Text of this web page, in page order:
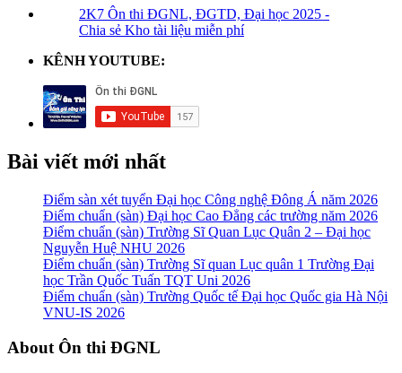
2K7 Ôn thi ĐGNL, ĐGTD, Đại học 2025 -
Chia sẻ Kho tài liệu miễn phí
KÊNH YOUTUBE:
Bài viết mới nhất
Điểm sàn xét tuyển Đại học Công nghệ Đông Á năm 2026
Điểm chuẩn (sàn) Đại học Cao Đẳng các trường năm 2026
Điểm chuẩn (sàn) Trường Sĩ Quan Lục Quân 2 – Đại học
Nguyễn Huệ NHU 2026
Điểm chuẩn (sàn) Trường Sĩ quan Lục quân 1 Trường Đại
học Trần Quốc Tuấn TQT Uni 2026
Điểm chuẩn (sàn) Trường Quốc tế Đại học Quốc gia Hà Nội
VNU-IS 2026
Footer
About Ôn thi ĐGNL